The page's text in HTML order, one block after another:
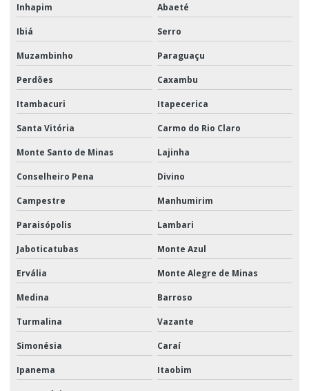
Inhapim Abaeté
Ibiá Serro
Muzambinho Paraguaçu
Perdões Caxambu
Itambacuri Itapecerica
Santa Vitória Carmo do Rio Claro
Monte Santo de Minas Lajinha
Conselheiro Pena Divino
Campestre Manhumirim
Paraisópolis Lambari
Jaboticatubas Monte Azul
Ervália Monte Alegre de Minas
Medina Barroso
Turmalina Vazante
Simonésia Caraí
Ipanema Itaobim